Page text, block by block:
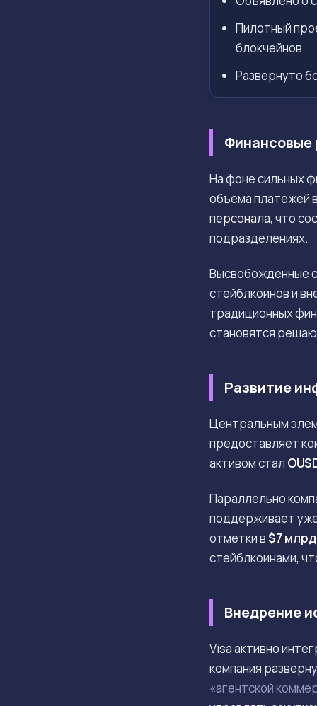
Пилотный
блокчейнов.
Развернуто
Финансовые
На фоне сильных
объема платежей
персонала, что
подразделениях.
Высвобожденные
стейблкоинов и
традиционных
становятся
Развитие
Центральным
предоставляет
активом стал
Параллельно
поддерживает
отметки в$7 млрд
стейблкоинами,
Внедрение
Visa активно
компания
«агентской